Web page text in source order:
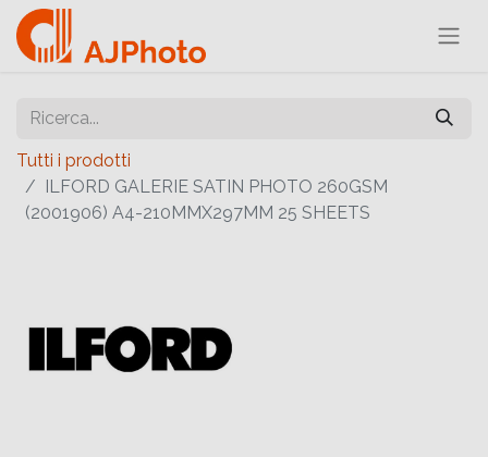
Tutti i prodotti
ILFORD GALERIE SATIN PHOTO 260GSM
(2001906) A4-210MMX297MM 25 SHEETS